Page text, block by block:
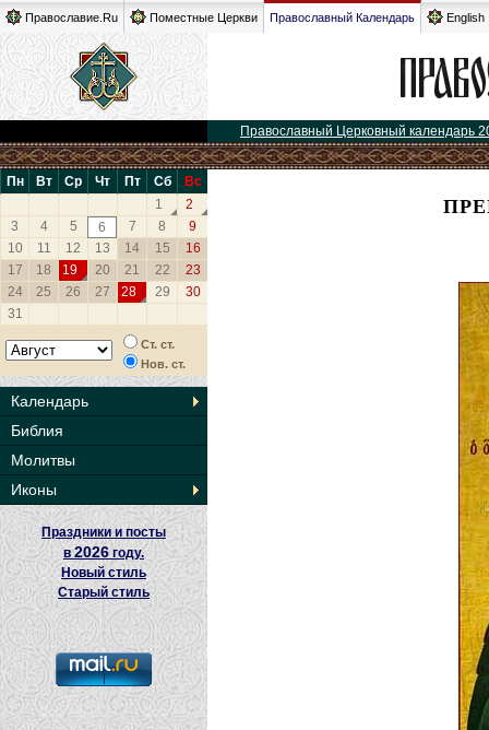
Православие.Ru Поместные Церкви Православный Календарь English
Православный Церковный календарь
Пн Вт Ср Чт Пт Сб
Вс
1
2
3
4 5 6 7 8
9
10
11 12 13 14 15
16
17
18 19 20 21 22
23
24
25 26 27 28 29
30
31
Ст. ст.
Нов. ст.
Календарь
Библия
Молитвы
Иконы
Праздники и посты
в2026 году.
Новый стиль
Старый стиль